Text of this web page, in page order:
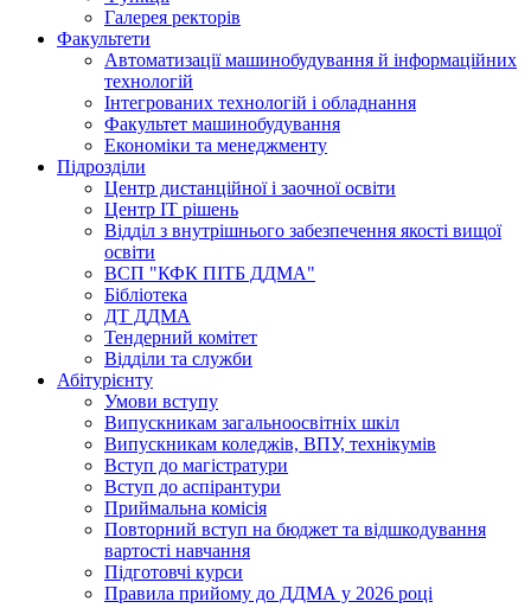
Галерея ректорів
Факультети
Автоматизації машинобудування й інформаційних
технологій
Інтегрованих технологій і обладнання
Факультет машинобудування
Економіки та менеджменту
Підрозділи
Центр дистанційної і заочної освіти
Центр ІТ рішень
Відділ з внутрішнього забезпечення якості вищої
освіти
ВСП "КФК ПІТБ ДДМА"
Бібліотека
ДТ ДДМА
Тендерний комітет
Відділи та служби
Абітурієнту
Умови вступу
Випускникам загальноосвітніх шкіл
Випускникам коледжів, ВПУ, технікумів
Вступ до магістратури
Вступ до аспірантури
Приймальна комісія
Повторний вступ на бюджет та відшкодування
вартості навчання
Підготовчі курси
Правила прийому до ДДМА у 2026 році